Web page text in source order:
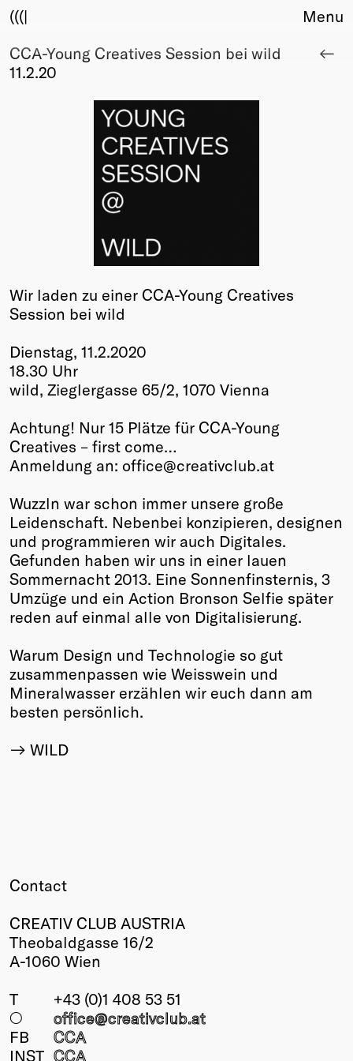
(((|
About
Club
Membership
Members
Young Creatives
Winners
2026
Annual
Menu
CCA-Young Creatives Session bei wild
11.2.20
Wir laden zu einer CCA-Young Creatives
Session bei wild
Dienstag, 11.2.2020‬
18.30 Uhr‬
wild, Zieglergasse 65/2, 1070 Vienna‬
Achtung! Nur 15 Plätze für CCA-Young
Creatives – first come…‬
‪Anmeldung an: office@creativclub.at‬
Wuzzln war schon immer unsere große
Leidenschaft. Nebenbei konzipieren, designen
und programmieren wir auch Digitales.
Gefunden haben wir uns in einer lauen
Sommernacht 2013. Eine Sonnenfinsternis, 3
Umzüge und ein Action Bronson Selfie später
reden auf einmal alle von Digitalisierung.‬
Warum Design und Technologie so gut
zusammenpassen wie Weisswein und
Mineralwasser erzählen wir euch dann am
besten persönlich.
WILD
Contact
CREATIV CLUB AUSTRIA
Theobaldgasse 16/2
A-1060 Wien
T
+43 (0)1 408 53 51
○
office@creativclub.at
FB
CCA
INST CCA